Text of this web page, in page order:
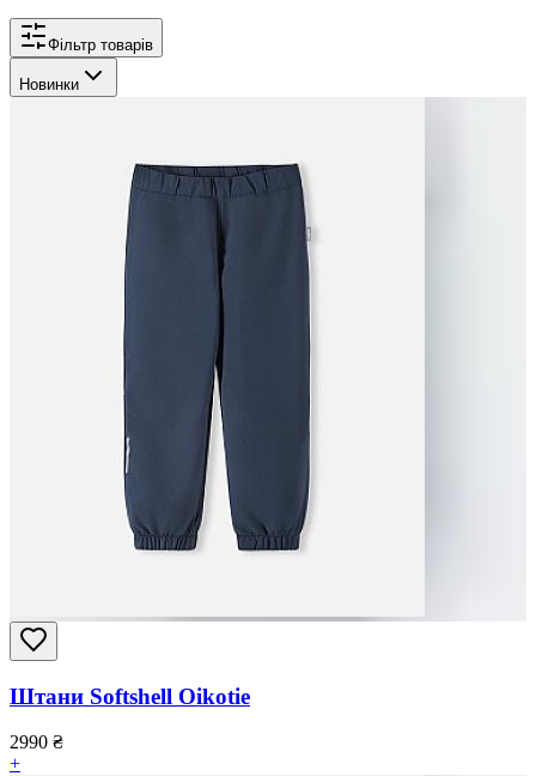
Фільтр товарів
Новинки
Штани Softshell Oikotie
2990 ₴
+